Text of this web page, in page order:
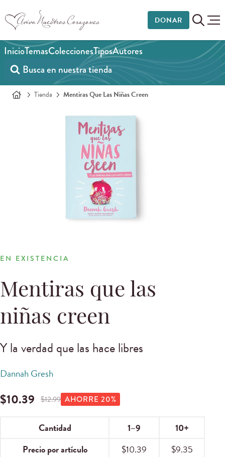
DONAR
InicioTemasColeccionesTiposAutores
Tienda Mentiras Que Las Niñas Creen
EN EXISTENCIA
Mentiras que las
niñas creen
Y la verdad que las hace libres
Dannah Gresh
$10.39 $12.99 AHORRE 20%
Cantidad 1–9
10+
Precio por artículo
$10.39 $9.35